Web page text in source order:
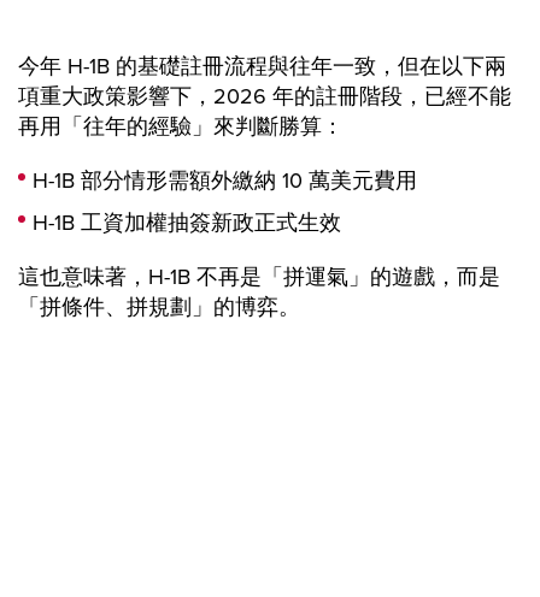
今年 H-1B 的基礎註冊流程與往年一致，但在以下兩
項重大政策影響下，2026 年的註冊階段，已經不能
再用「往年的經驗」來判斷勝算：
H-1B 部分情形需額外繳納 10 萬美元費用
H-1B 工資加權抽簽新政正式生效
這也意味著，H-1B 不再是「拼運氣」的遊戲，而是
「拼條件、拼規劃」的博弈。